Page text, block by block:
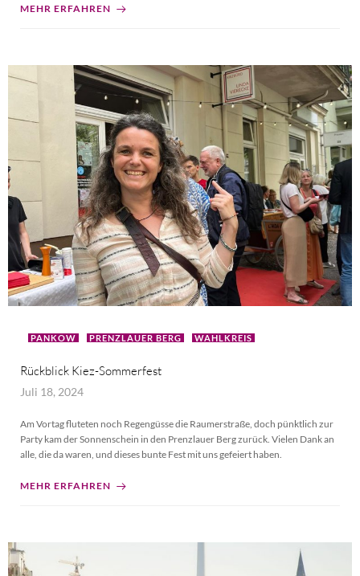
MEHR ERFAHREN
PANKOW PRENZLAUER BERG WAHLKREIS
Rückblick Kiez-Sommerfest
Juli 18, 2024
Am Vortag fluteten noch Regengüsse die Raumerstraße, doch pünktlich zur
Party kam der Sonnenschein in den Prenzlauer Berg zurück. Vielen Dank an
alle, die da waren, und dieses bunte Fest mit uns gefeiert haben.
MEHR ERFAHREN